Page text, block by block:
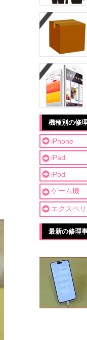
機種別の修
iPhone
iPad
iPod
ゲーム機
エクスペ
最新の修理